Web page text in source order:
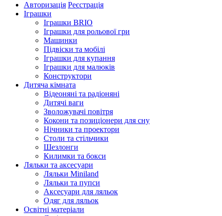
Авторизація Реєстрація
Іграшки
Іграшки BRIO
Іграшки для рольової гри
Машинки
Підвіски та мобілі
Іграшки для купання
Іграшки для малюків
Конструктори
Дитяча кімната
Відеоняні та радіоняні
Дитячі ваги
Зволожувачі повітря
Кокони та позиціонери для сну
Нічники та проектори
Столи та стільчики
Шезлонги
Килимки та бокси
Ляльки та аксесуари
Ляльки Miniland
Ляльки та пупси
Аксесуари для ляльок
Одяг для ляльок
Освітні матеріали